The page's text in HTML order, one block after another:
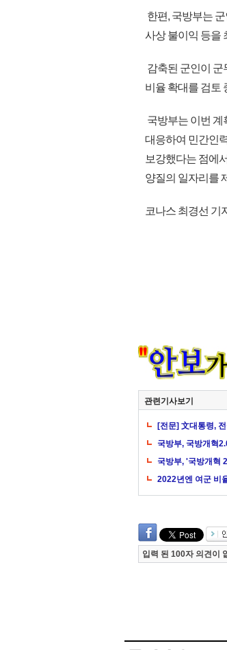
한편, 국방부는
사상 불이익 등을
감축된 군인이 군
비율 확대를 검토
국방부는 이번 계
대응하여 민간인
보강했다는 점에
양질의 일자리를
코나스 최경선 기
관련기사보기
[전문] 文대통령,
국방부, 국방개혁
국방부, '국방개혁
2022년엔 여군 비
입력 된 100자 의견이